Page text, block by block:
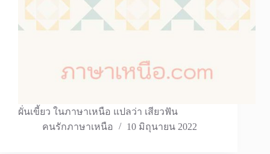
ผั่นเขี้ยว ในภาษาเหนือ แปลว่า เสียวฟัน
คนรักภาษาเหนือ
10 มิถุนายน 2022